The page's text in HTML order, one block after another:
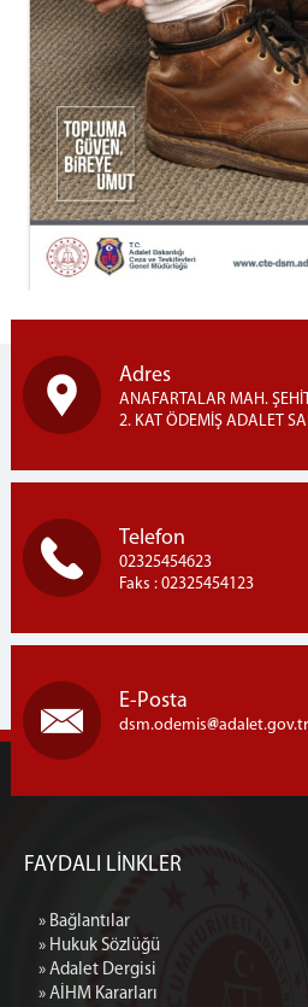
Adres
ANAFARTALAR MAH.
2. KAT ÖDEMİŞ ADALET
Telefon
02325454623
Faks : 02325454123
E-Posta
dsm.odemis adalet.gov.tr
FAYDALI LİNKLER
» Bağlantılar
» Hukuk Sözlüğü
» Adalet Dergisi
» AİHM Kararları